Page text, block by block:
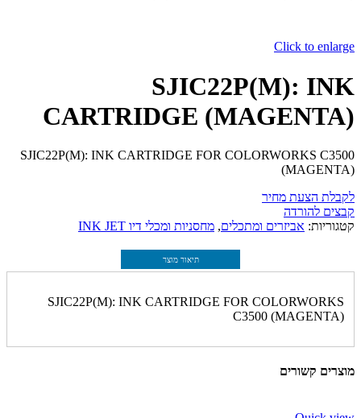
Click to enlarge
SJIC22P(M): INK
CARTRIDGE (MAGENTA)
SJIC22P(M): INK CARTRIDGE FOR COLORWORKS C3500
(MAGENTA)
לקבלת הצעת מחיר
קבצים להורדה
קטגוריות: אביזרים ומתכלים, מחסניות ומכלי דיו INK JET
תיאור מוצר
SJIC22P(M): INK CARTRIDGE FOR COLORWORKS
C3500 (MAGENTA)
מוצרים קשורים